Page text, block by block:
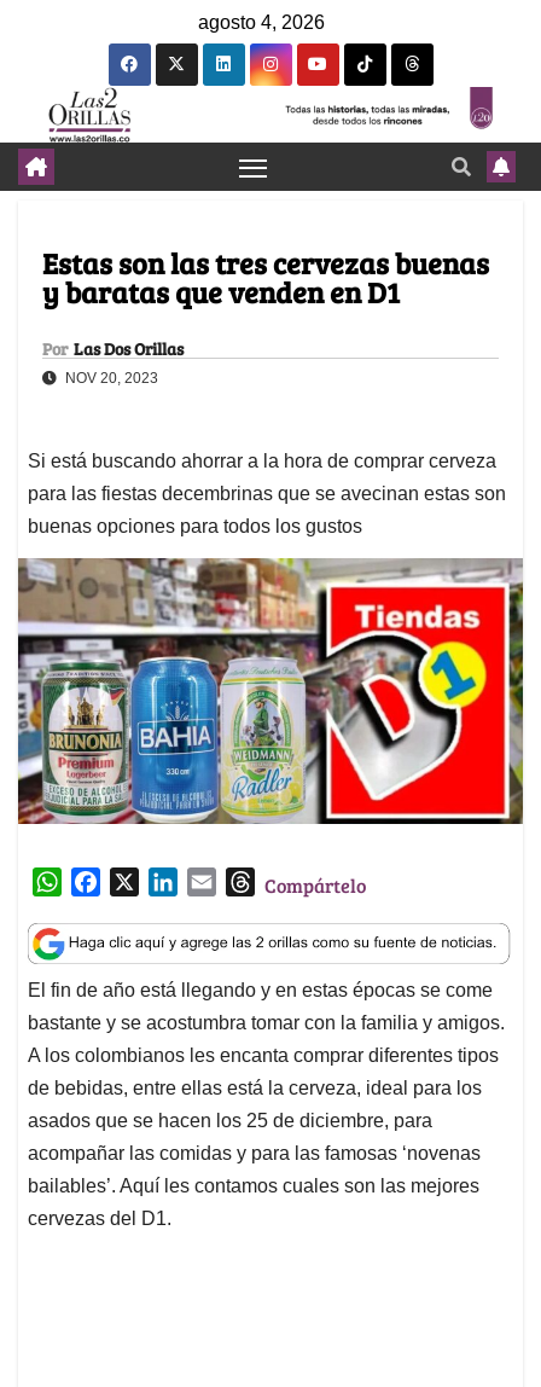
agosto 4, 2026
Estas son las tres cervezas buenas
y baratas que venden en D1
Por Las Dos Orillas
NOV 20, 2023
Si está buscando ahorrar a la hora de comprar cerveza
para las fiestas decembrinas que se avecinan estas son
buenas opciones para todos los gustos
W
a
t
s
A
p
p
c
e
b
o
o
k
n
k
e
d
I
n
a
i
l
T
r
e
a
d
s
Compártelo
El fin de año está llegando y en estas épocas se come
bastante y se acostumbra tomar con la familia y amigos.
A los colombianos les encanta comprar diferentes tipos
de bebidas, entre ellas está la cerveza, ideal para los
asados que se hacen los 25 de diciembre, para
acompañar las comidas y para las famosas ‘novenas
bailables’. Aquí les contamos cuales son las mejores
cervezas del D1.